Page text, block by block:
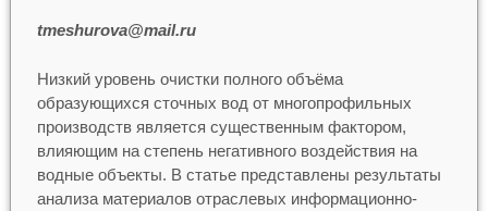
tmeshurova@mail.ru
Низкий уровень очистки полного объёма
образующихся сточных вод от многопрофильных
производств является существенным фактором,
влияющим на степень негативного воздействия на
водные объекты. В статье представлены результаты
анализа материалов отраслевых информационно-